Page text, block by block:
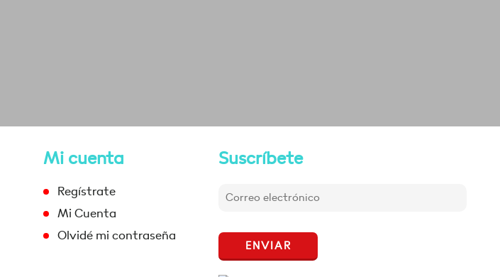
Mi cuenta
Regístrate
Mi Cuenta
Olvidé mi contraseña
Suscríbete
ENVIAR